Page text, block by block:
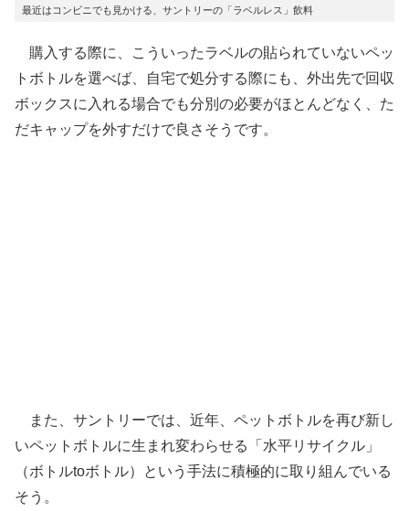
最近はコンビニでも見かける、サントリーの「ラベルレス」飲料
購入する際に、こういったラベルの貼られていないペッ
トボトルを選べば、自宅で処分する際にも、外出先で回収
ボックスに入れる場合でも分別の必要がほとんどなく、た
だキャップを外すだけで良さそうです。
また、サントリーでは、近年、ペットボトルを再び新し
いペットボトルに生まれ変わらせる「水平リサイクル」
（ボトルtoボトル）という手法に積極的に取り組んでいる
そう。